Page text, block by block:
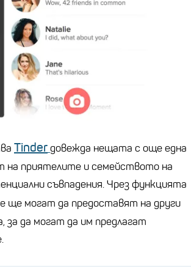
Tinderдовежда нещата с още една
на приятелите и семейството на
съвпадения. Чрез функцията
ще могат да предоставят на други
за да могат да им предлагат